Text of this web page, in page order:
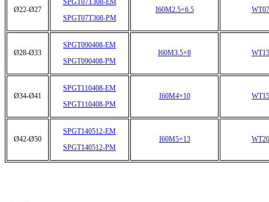
Ø22-Ø27
SPGT07T308-PM
I60M2.5×6.5
Ø28-Ø33
SPGT090408-EM
SPGT090408-PM
I60M3.5×8
Ø34-Ø41
SPGT110408-EM
SPGT110408-PM
I60M4×10
Ø42-Ø50
SPGT140512-EM
SPGT140512-PM
I60M5×13